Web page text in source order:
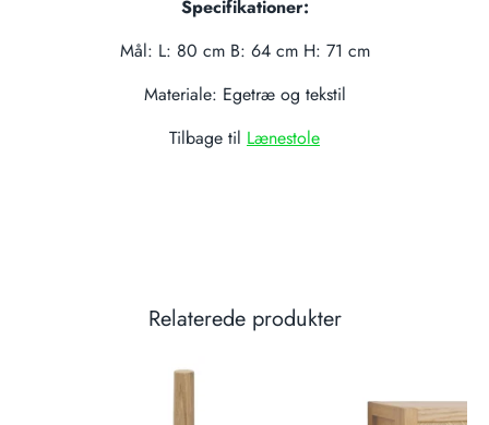
Specifikationer:
Mål: L: 80 cm B: 64 cm H: 71 cm
Materiale: Egetræ og tekstil
Tilbage til Lænestole
Relaterede produkter